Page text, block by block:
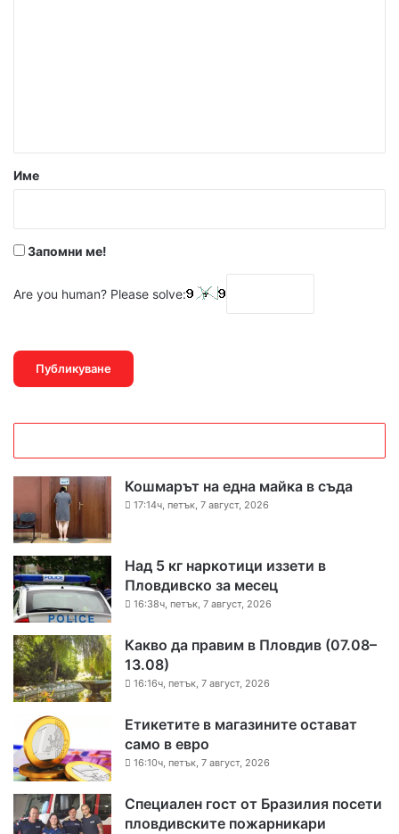
Име
Запомни ме!
Are you human? Please solve:
Кошмарът на една майка в съда
17:14ч, петък, 7 август, 2026
Над 5 кг наркотици иззети в
Пловдивско за месец
16:38ч, петък, 7 август, 2026
Какво да правим в Пловдив (07.08–
13.08)
16:16ч, петък, 7 август, 2026
Етикетите в магазините остават
само в евро
16:10ч, петък, 7 август, 2026
Специален гост от Бразилия посети
пловдивските пожарникари